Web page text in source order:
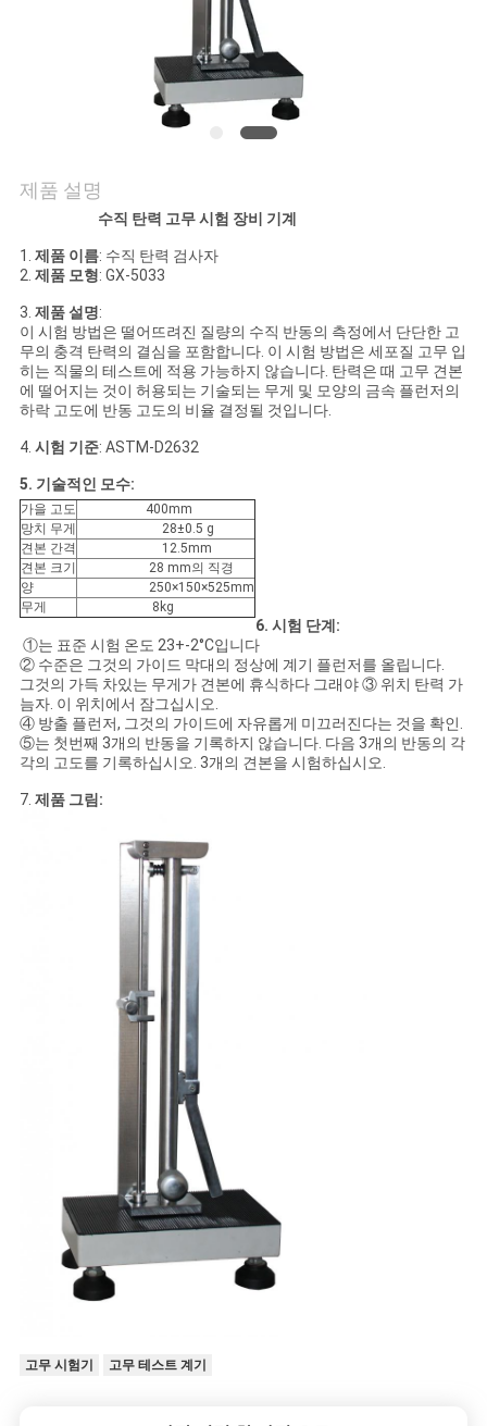
세
뉴
스
인
용
문
을
요
구
하
세
요
제품 설명
수직 탄력 고무 시험 장비 기계
1. 제품 이름: 수직 탄력 검사자
2. 제품 모형: GX-5033
3. 제품 설명:
이 시험 방법은 떨어뜨려진 질량의 수직 반동의 측정에서 단단한 고
무의 충격 탄력의 결심을 포함합니다. 이 시험 방법은 세포질 고무 입
히는 직물의 테스트에 적용 가능하지 않습니다. 탄력은 때 고무 견본
에 떨어지는 것이 허용되는 기술되는 무게 및 모양의 금속 플런저의
하락 고도에 반동 고도의 비율 결정될 것입니다.
4. 시험 기준: ASTM-D2632
5. 기술적인 모수:
가을 고도
400mm
망치 무게
28±0.5 g
견본 간격
12.5mm
견본 크기
28 mm의 직경
양
250×150×525mm
무게
8kg
6. 시험 단계:
①는 표준 시험 온도 23+-2°C입니다
② 수준은 그것의 가이드 막대의 정상에 계기 플런저를 올립니다.
그것의 가득 차있는 무게가 견본에 휴식하다 그래야 ③ 위치 탄력 가
늠자. 이 위치에서 잠그십시오.
④ 방출 플런저, 그것의 가이드에 자유롭게 미끄러진다는 것을 확인.
⑤는 첫번째 3개의 반동을 기록하지 않습니다. 다음 3개의 반동의 각
각의 고도를 기록하십시오. 3개의 견본을 시험하십시오.
7. 제품 그림:
고무 시험기 고무 테스트 계기